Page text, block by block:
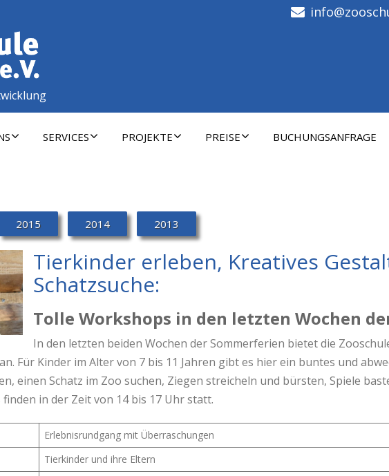
SERVICES PROJEKTE PREISE BUCHUNGSANFRAGE
2015 2014 2013
Tierkinder erleben, Kreatives
Schatzsuche:
Tolle Workshops in den letzten Wochen
In den letzten beiden Wochen der Sommerferien bietet die
Für Kinder im Alter von 7 bis 11 Jahren gibt es hier ein buntes und
einen Schatz im Zoo suchen, Ziegen streicheln und bürsten, Spiele
in der Zeit von 14 bis 17 Uhr statt.
Erlebnisrundgang mit Überraschungen
Tierkinder und ihre Eltern